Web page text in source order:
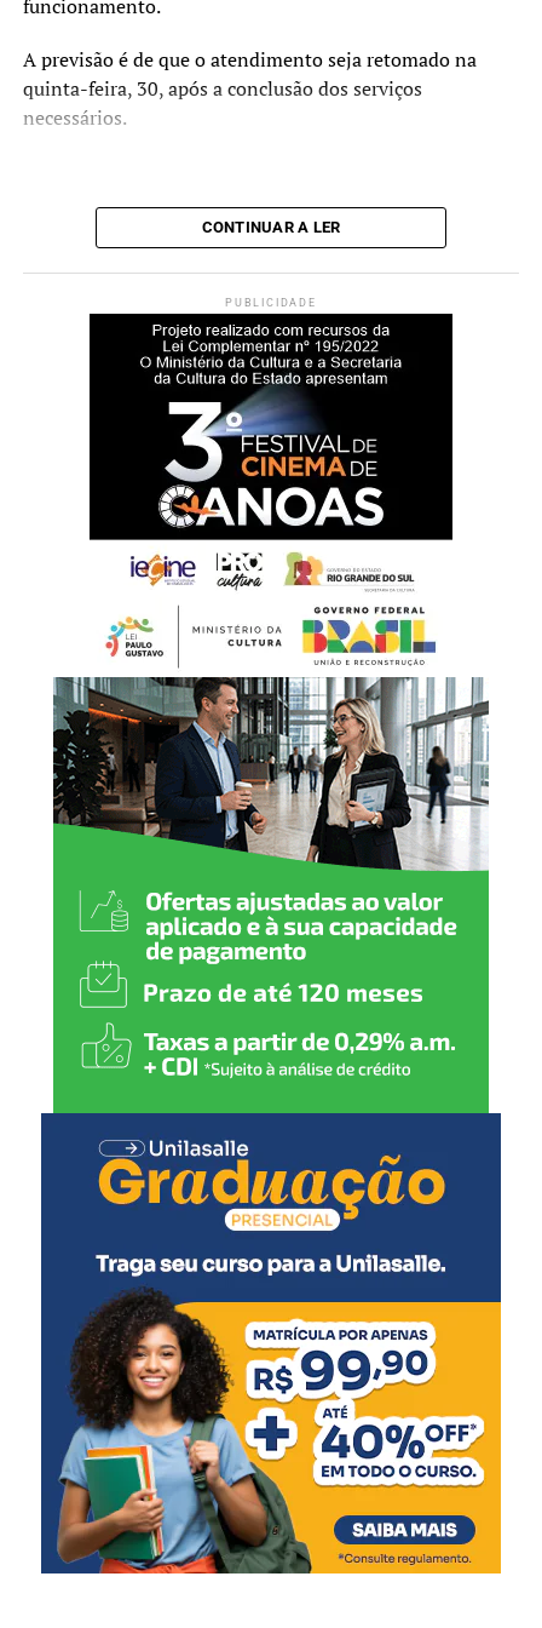
Estamos criando um
ambiente mais acolhedor,
acessível e adequado para o
desenvolvimento das
esportivas e de
convivência.”
A secretária municipal da Educação, Beth Colombo,
ressaltou a importância da estrutura para o cotidiano
“Uma escola bem
estruturada oferece
melhores condições para
que os estudantes
aprendam, convivam e se
desenvolvam. A reforma da
quadra e a requalificação
do pátio também
representam um avanço
importante na inclusão,
garantindo que todos os
alunos possam participar
das atividades com
segurança, conforto e
autonomia.”
Jerusa Mattos, detalhou as intervenções previstas.
“Serão realizadas reformas
para qualificar o pátio
escolar, a drenagem do
parquinho, implantação de
mobiliários como mesas e
bancos e a acessibilidade
das calçadas. Também
teremos a reforma do pátio
coberto para adaptação de
uma quadra de mini vôlei,
além da reforma da quadra
funcionamento.
A previsão é de que o atendimento seja retomado na
quinta-feira, 30, após a conclusão dos serviços
necessários.
CONTINUAR A LER
PUBLICIDADE